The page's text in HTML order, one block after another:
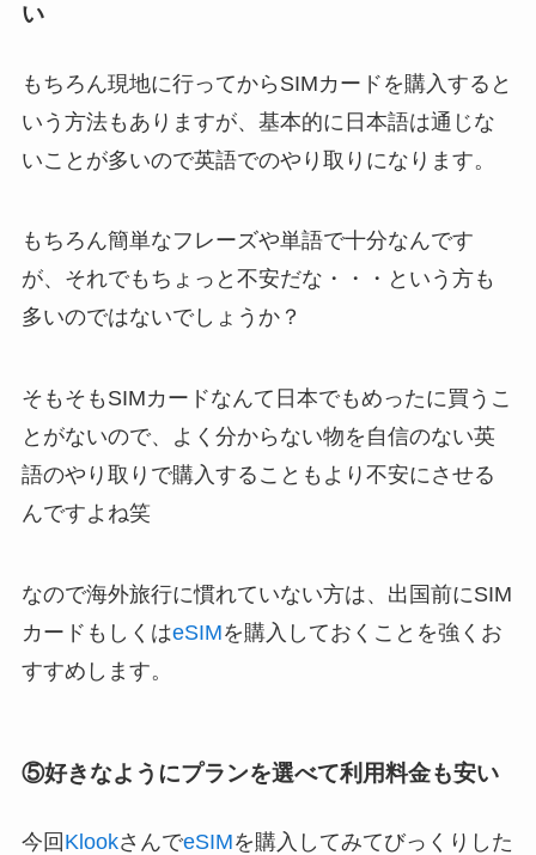
い
もちろん現地に行ってからSIMカードを購入すると
いう方法もありますが、基本的に日本語は通じな
いことが多いので英語でのやり取りになります。
もちろん簡単なフレーズや単語で十分なんです
が、それでもちょっと不安だな・・・という方も
多いのではないでしょうか？
そもそもSIMカードなんて日本でもめったに買うこ
とがないので、よく分からない物を自信のない英
語のやり取りで購入することもより不安にさせる
んですよね笑
なので海外旅行に慣れていない方は、出国前にSIM
カードもしくはeSIMを購入しておくことを強くお
すすめします。
⑤好きなようにプランを選べて利用料金も安い
今回 KlookさんでeSIMを購入してみてびっくりした